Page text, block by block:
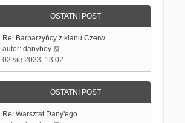
w
i
e
t
a
j
n
o
w
OSTATNI POST
Re: Barbarzyńcy z klanu Czerw…
autor: danyboy
y
ś
w
i
e
t
02 sie 2023, 13:02
OSTATNI POST
Re: Warsztat Dany'ego